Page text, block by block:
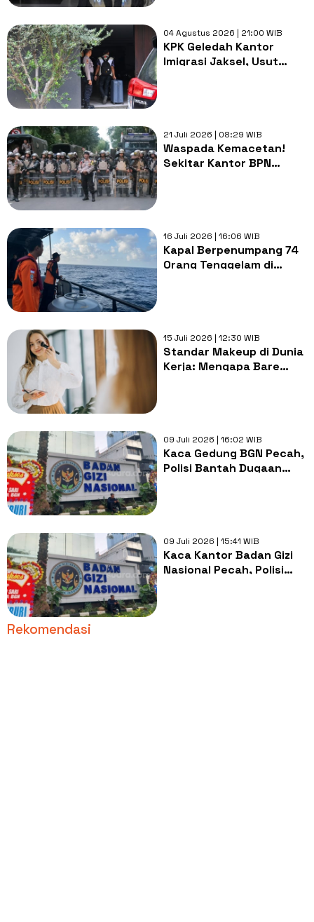
04 Agustus 2026 | 21:00 WIB
KPK Geledah Kantor
Imigrasi Jaksel, Usut
21 Juli 2026 | 08:29 WIB
Waspada Kemacetan!
Sekitar Kantor BPN
16 Juli 2026 | 16:06 WIB
Kapal Berpenumpang 74
Orang Tenggelam di
15 Juli 2026 | 12:30 WIB
Standar Makeup di Dunia
Kerja: Mengapa Bare
09 Juli 2026 | 16:02 WIB
Kaca Gedung BGN Pecah,
Polisi Bantah Dugaan
09 Juli 2026 | 15:41 WIB
Kaca Kantor Badan Gizi
Nasional Pecah, Polisi
Rekomendasi